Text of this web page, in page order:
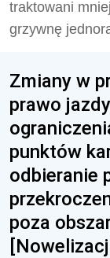
traktowani
grzywnę
Zmiany w
prawo
punktów
odbieranie
poza